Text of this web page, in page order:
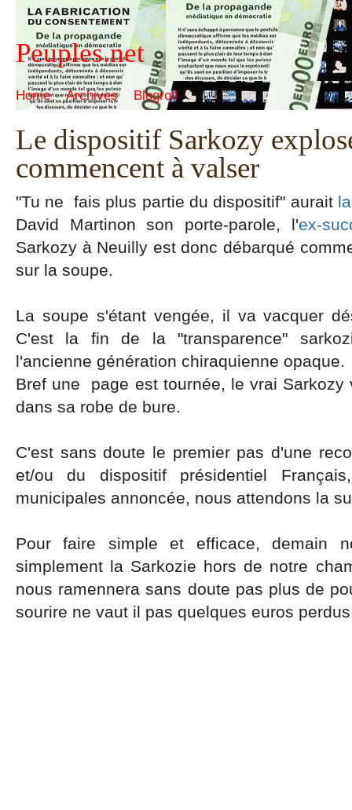
Peuples.net
Home Archives Blogroll
Le dispositif Sarkozy
commencent à valser
"Tu ne fais plus partie du dispositif" aurait
David Martinon son porte-parole, l'ex-
Sarkozy à Neuilly est donc débarqué
sur la soupe.
La soupe s'étant vengée, il va vacquer
C'est la fin de la "transparence"
l'ancienne génération chiraquienne opaque.
Bref une page est tournée, le vrai Sarkozy
dans sa robe de bure.
C'est sans doute le premier pas d'une
et/ou du dispositif présidentiel
municipales annoncée, nous attendons la
Pour faire simple et efficace, demain
simplement la Sarkozie hors de notre
nous ramennera sans doute pas plus de
sourire ne vaut il pas quelques euros